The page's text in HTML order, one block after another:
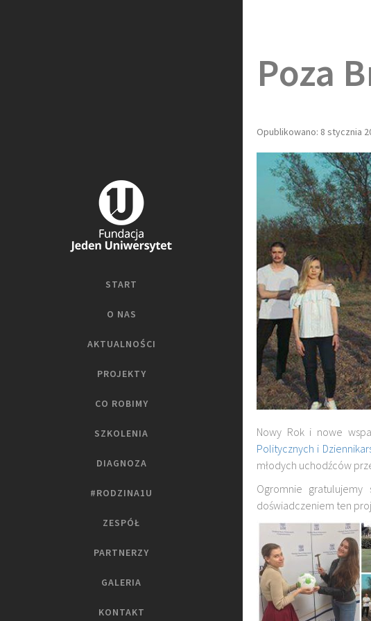
START
O NAS
AKTUALNOŚCI
PROJEKTY
CO ROBIMY
SZKOLENIA
DIAGNOZA
#RODZINA1U
ZESPÓŁ
PARTNERZY
GALERIA
KONTAKT
Poza
Opublikowano: 8 stycznia
Nowy Rok i nowe
Politycznych i
młodych uchodźców
Ogromnie gratulujemy
doświadczeniem ten